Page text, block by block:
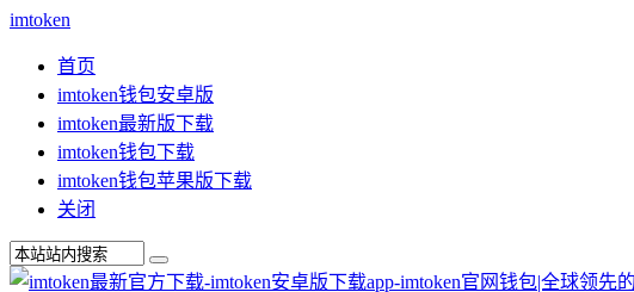
imtoken
首页
imtoken钱包安卓版
imtoken最新版下载
imtoken钱包下载
imtoken钱包苹果版下载
关闭